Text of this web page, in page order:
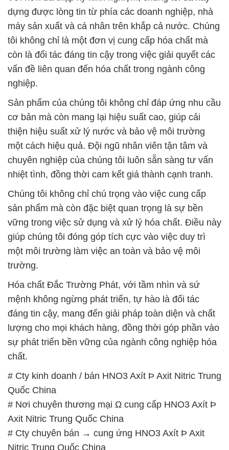
thiện hiệu suất xử lý nước và bảo vệ môi trường
một cách hiệu quả. Đội ngũ nhân viên tận tâm và
chuyên nghiệp của chúng tôi luôn sẵn sàng tư vấn
nhiệt tình, đồng thời cam kết giá thành cạnh tranh.
Chúng tôi không chỉ chú trọng vào việc cung cấp
sản phẩm mà còn đặc biệt quan trọng là sự bền
vững trong việc sử dụng và xử lý hóa chất. Điều này
giúp chúng tôi đóng góp tích cực vào việc duy trì
một môi trường làm việc an toàn và bảo vệ môi
trường.
Hóa chất Đắc Trường Phát, với tầm nhìn và sứ
mệnh không ngừng phát triển, tự hào là đối tác
đáng tin cậy, mang đến giải pháp toàn diện và chất
lượng cho mọi khách hàng, đồng thời góp phần vào
sự phát triển bền vững của ngành công nghiệp hóa
chất.
# Cty kinh doanh / bán HNO3 Axít Þ Axit Nitric Trung
Quốc China
# Nơi chuyên thương mại Ω cung cấp HNO3 Axít Þ
Axit Nitric Trung Quốc China
# Cty chuyên bán → cung ứng HNO3 Axít Þ Axit
Nitric Trung Quốc China
# Địa chỉ phân phối ♯ bán HNO3 Axít Þ Axit Nitric
Trung Quốc China
Axit Nitric Trung Quốc China
# Bán / kinh doanh HNO3 Axít Þ Axit Nitric Trung
Quốc China
# Địa chỉ bán & phân phối HNO3 Axít Þ Axit Nitric
Trung Quốc China